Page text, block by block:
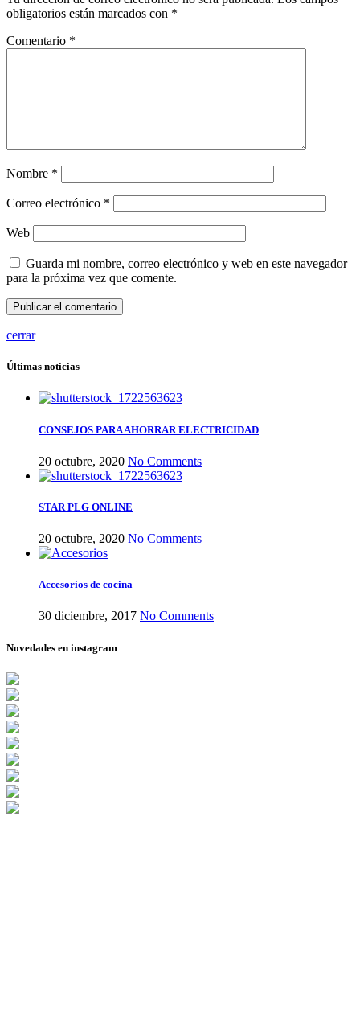
obligatorios están marcados con *
Comentario *
Nombre *
Correo electrónico *
Web
Guarda mi nombre, correo electrónico y web en este navegador
para la próxima vez que comente.
cerrar
Últimas noticias
CONSEJOS PARA AHORRAR ELECTRICIDAD
20 octubre, 2020 No Comments
STAR PLG ONLINE
20 octubre, 2020 No Comments
Accesorios de cocina
30 diciembre, 2017 No Comments
Novedades en instagram